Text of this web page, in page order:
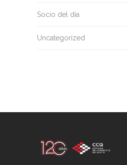
Socio del día
Uncategorized